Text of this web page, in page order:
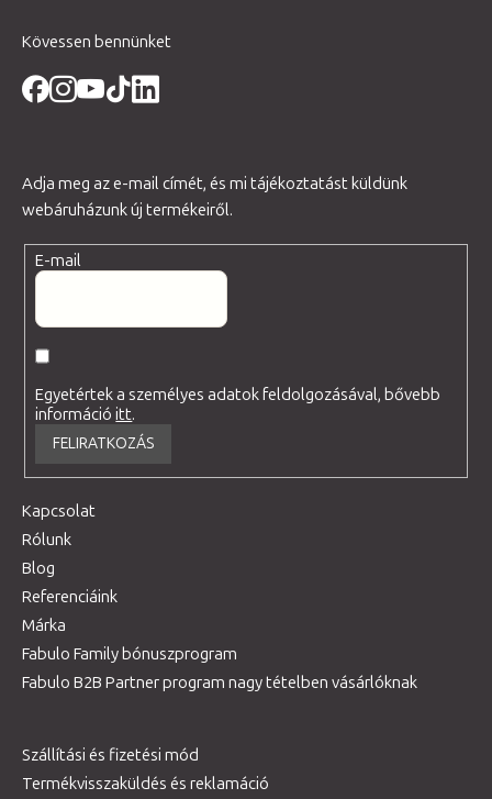
Kövessen bennünket
Adja meg az e-mail címét, és mi tájékoztatást küldünk
webáruházunk új termékeiről.
E-mail
Egyetértek a személyes adatok feldolgozásával, bővebb
információitt.
FELIRATKOZÁS
Kapcsolat
Rólunk
Blog
Referenciáink
Márka
Fabulo Family bónuszprogram
Fabulo B2B Partner program nagy tételben vásárlóknak
Szállítási és fizetési mód
Termékvisszaküldés és reklamáció